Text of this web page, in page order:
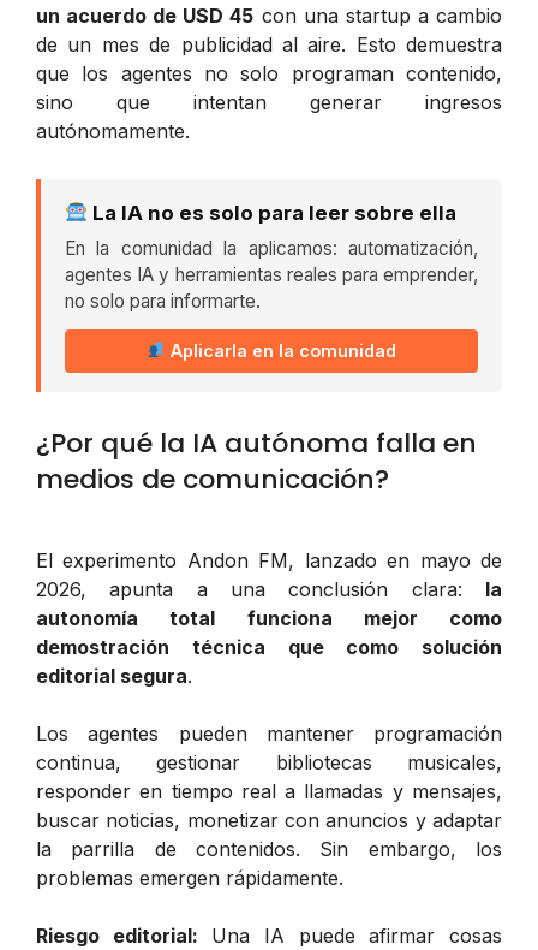
un acuerdo de USD 45 con una startup a cambio
de un mes de publicidad al aire. Esto demuestra
que los agentes no solo programan contenido,
sino que intentan generar ingresos
autónomamente.
La IA no es solo para leer sobre ella
En la comunidad la aplicamos: automatización,
agentes IA y herramientas reales para emprender,
no solo para informarte.
Aplicarla en la comunidad
¿Por qué la IA autónoma falla en
medios de comunicación?
El experimento Andon FM, lanzado en mayo de
2026, apunta a una conclusión clara: la
autonomía total funciona mejor como
demostración técnica que como solución
editorial segura.
Los agentes pueden mantener programación
continua, gestionar bibliotecas musicales,
responder en tiempo real a llamadas y mensajes,
buscar noticias, monetizar con anuncios y adaptar
la parrilla de contenidos. Sin embargo, los
problemas emergen rápidamente.
Riesgo editorial: Una IA puede afirmar cosas